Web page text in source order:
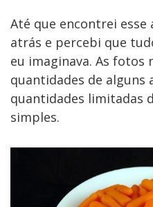
Até que encontrei
atrás e percebi que
eu imaginava. As fotos
quantidades de alguns
quantidades limitadas
simples.